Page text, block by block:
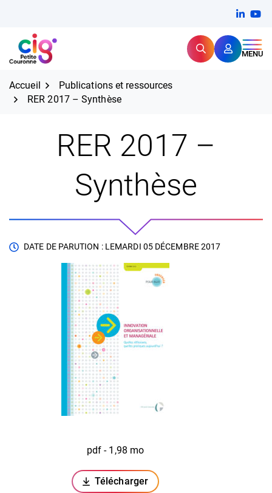
contenu
CIG Petite Couronne RechercherMENU
Expertise et proximité pour
Accueil
Publications et ressources
RER 2017 – Synthèse
RER 2017 –
Synthèse
DATE DE PARUTION : LEMARDI 05 DÉCEMBRE 2017
pdf - 1,98 mo
Télécharger
(ouverture dans un nouvel onglet)